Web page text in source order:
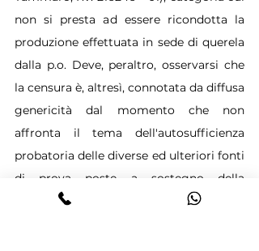
non si presta ad essere ricondotta la
produzione effettuata in sede di querela
dalla p.o. Deve, peraltro, osservarsi che
la censura è, altresì, connotata da diffusa
genericità dal momento che non
affronta il tema dell'autosufficienza
probatoria delle diverse ed ulteriori fonti
di prova poste a sostegno della
responsabilità penale del ricorrente,